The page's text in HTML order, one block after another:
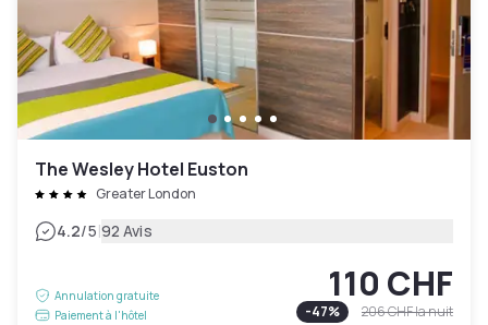
The Wesley Hotel Euston
Greater London
4.2/5|92 Avis
Annulation gratuite
Paiement à l'hôtel
110 CHF
-47% 206 CHFla nuit